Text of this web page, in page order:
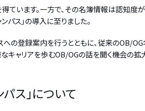
います。一方で、その名簿情報は認知度が
ス」の導入に至りました。
の登録案内を行うとともに、従来のOB/
キャリアを歩むOB/OGの話を聞く機会の拡
ス」について